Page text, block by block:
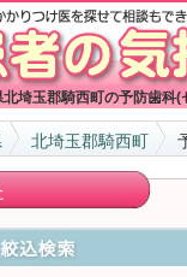
北埼玉郡騎西町の予防歯科
北埼玉郡騎西町